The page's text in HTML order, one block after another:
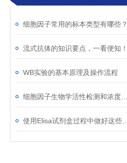
细胞因子常用的标本类型有哪些？
流式抗体的知识要点，一看便知！
WB实验的基本原理及操作流程